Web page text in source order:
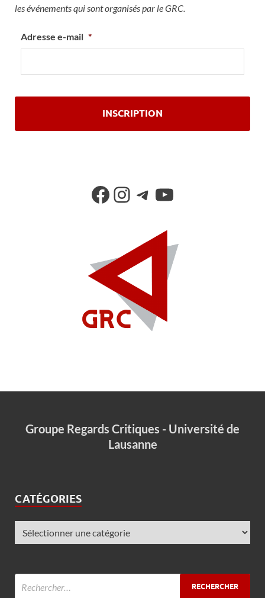
les événements qui sont organisés par le GRC.
Adresse e-mail *
Groupe Regards Critiques - Université de
Lausanne
CATÉGORIES